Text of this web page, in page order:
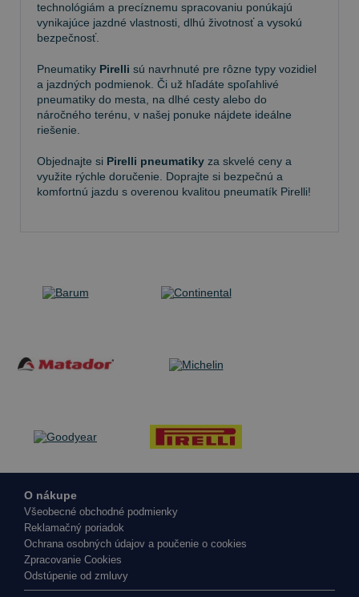
technológiám a precíznemu spracovaniu ponúkajú
vynikajúce jazdné vlastnosti, dlhú životnosť a vysokú
bezpečnosť.
Pneumatiky Pirelli sú navrhnuté pre rôzne typy vozidiel
a jazdných podmienok. Či už hľadáte spoľahlivé
pneumatiky do mesta, na dlhé cesty alebo do
náročného terénu, v našej ponuke nájdete ideálne
riešenie.
Objednajte si Pirelli pneumatiky za skvelé ceny a
využite rýchle doručenie. Doprajte si bezpečnú a
komfortnú jazdu s overenou kvalitou pneumatík Pirelli!
O nákupe
Všeobecné obchodné podmienky
Reklamačný poriadok
Ochrana osobných údajov a poučenie o cookies
Zpracovanie Cookies
Odstúpenie od zmluvy